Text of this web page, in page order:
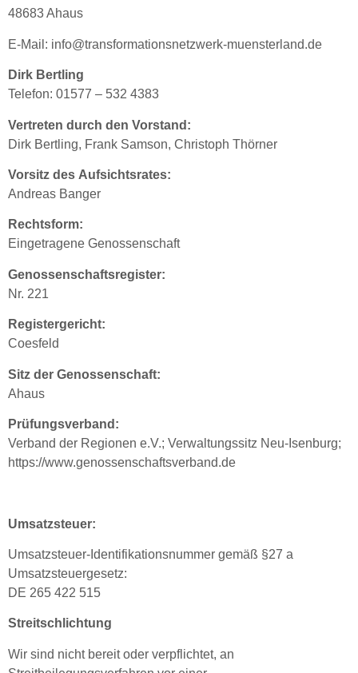
48683 Ahaus
E-Mail: info@transformationsnetzwerk-muensterland.de
Dirk Bertling
Telefon: 01577 – 532 4383
Vertreten durch den Vorstand:
Dirk Bertling, Frank Samson, Christoph Thörner
Vorsitz des Aufsichtsrates:
Andreas Banger
Rechtsform:
Eingetragene Genossenschaft
Genossenschaftsregister:
Nr. 221
Registergericht:
Coesfeld
Sitz der Genossenschaft:
Ahaus
Prüfungsverband:
Verband der Regionen e.V.; Verwaltungssitz Neu-Isenburg;
https://www.genossenschaftsverband.de
Umsatzsteuer:
Umsatzsteuer-Identifikationsnummer gemäß §27 a
Umsatzsteuergesetz:
DE 265 422 515
Streitschlichtung
Wir sind nicht bereit oder verpflichtet, an